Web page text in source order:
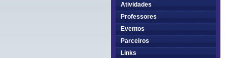
Atividades
Professores
Eventos
Parceiros
Links